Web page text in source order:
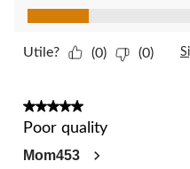
Rapport qualité-prix du
Utile? (0) (0)
1 étoile(s) sur 5.
Poor quality
Mom453